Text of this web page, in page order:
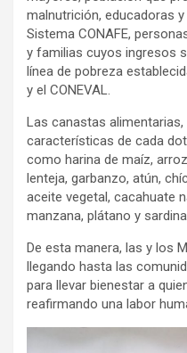
malnutrición, educadoras
Sistema CONAFE,
y familias cuyos ingresos
línea de pobreza
y el CONEVAL.
Las canastas
características de cada
como harina de maíz,
lenteja, garbanzo, atún,
aceite vegetal, cacahuate
manzana, plátano y
De esta manera, las y los
llegando hasta las
para llevar bienestar a
reafirmando una labor